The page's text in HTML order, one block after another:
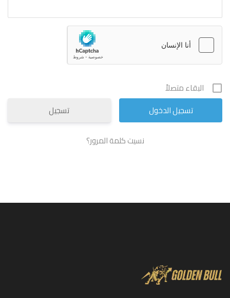
البقاء متصلاً
تسجيل
نسيت كلمة المرور؟